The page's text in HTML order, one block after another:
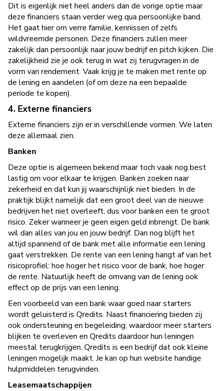
Dit is eigenlijk niet heel anders dan de vorige optie maar
deze financiers staan verder weg qua persoonlijke band.
Het gaat hier om verre familie, kennissen of zelfs
wildvreemde personen. Deze financiers zullen meer
zakelijk dan persoonlijk naar jouw bedrijf en pitch kijken. Die
zakelijkheid zie je ook terug in wat zij terugvragen in de
vorm van rendement. Vaak krijg je te maken met rente op
de lening en aandelen (of om deze na een bepaalde
periode te kopen).
4. Externe financiers
Externe financiers zijn er in verschillende vormen. We laten
deze allemaal zien.
Banken
Deze optie is algemeen bekend maar toch vaak nog best
lastig om voor elkaar te krijgen. Banken zoeken naar
zekerheid en dat kun jij waarschijnlijk niet bieden. In de
praktijk blijkt namelijk dat een groot deel van de nieuwe
bedrijven het niet overleeft, dus voor banken een te groot
risico. Zeker wanneer je geen eigen geld inbrengt. De bank
wil dan alles van jou en jouw bedrijf. Dan nog blijft het
altijd spannend of de bank met alle informatie een lening
gaat verstrekken. De rente van een lening hangt af van het
risicoprofiel: hoe hoger het risico voor de bank, hoe hoger
de rente. Natuurlijk heeft de omvang van de lening ook
effect op de prijs van een lening.
Een voorbeeld van een bank waar goed naar starters
wordt geluisterd is Qredits. Naast financiering bieden zij
ook ondersteuning en begeleiding, waardoor meer starters
blijken te overleven en Qredits daardoor hun leningen
meestal terugkrijgen. Qredits is een bedrijf dat ook kleine
leningen mogelijk maakt. Je kan op hun website handige
hulpmiddelen terugvinden.
Leasemaatschappijen